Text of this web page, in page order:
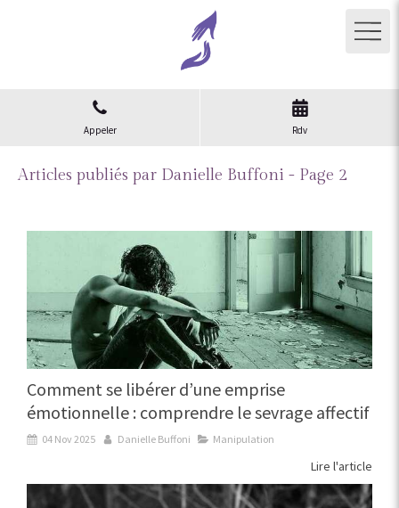
Appeler Rdv
Articles publiés par Danielle Buffoni - Page 2
Comment se libérer d’une emprise
émotionnelle : comprendre le sevrage affectif
04 Nov 2025 Danielle Buffoni Manipulation
Lire l'article